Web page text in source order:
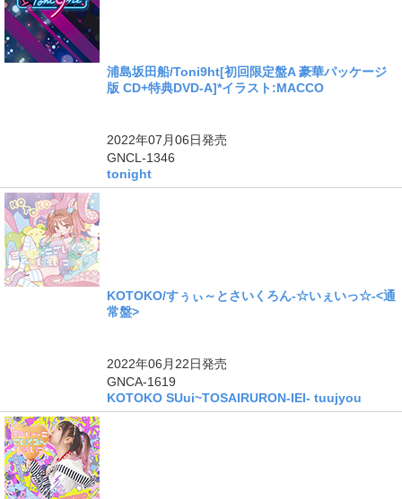
浦島坂田船/Toni9ht[初回限定盤A 豪華パッケージ
版 CD+特典DVD-A]*イラスト:MACCO
2022年07月06日発売
GNCL-1346
tonight
KOTOKO/すぅぃ～とさいくろん-☆いぇいっ☆-<通
常盤>
2022年06月22日発売
GNCA-1619
KOTOKO SUui~TOSAIRURON-IEI- tuujyou